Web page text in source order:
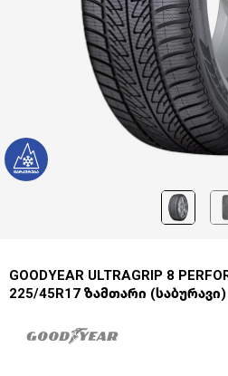
GOODYEAR ULTRAGRIP 8
225/45R17 ზამთარი (საბურავი)